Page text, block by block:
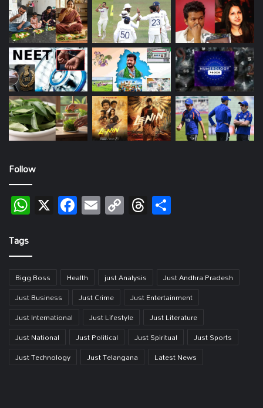
Follow
WhatsApp
X Facebook
EmailCopy
Link
Threads
Tags
Bigg Boss Health just Analysis
Just Andhra Pradesh
Just Business
Just Crime
Just Entertainment
Just International
Just Lifestyle
Just Literature
Just National
Just Political Just Spiritual
Just Sports
Just Technology
Just Telangana Latest News